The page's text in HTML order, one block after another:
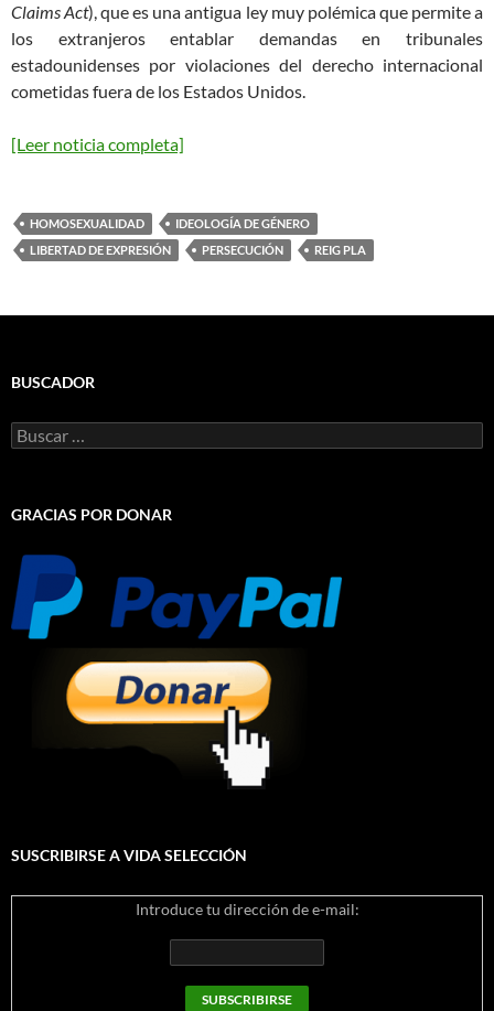
Claims Act), que es una antigua ley muy polémica que permite a
los extranjeros entablar demandas en tribunales
estadounidenses por violaciones del derecho internacional
cometidas fuera de los Estados Unidos.
[Leer noticia completa]
HOMOSEXUALIDAD
IDEOLOGÍA DE GÉNERO
LIBERTAD DE EXPRESIÓN
PERSECUCIÓN REIG PLA
BUSCADOR
Buscar:
GRACIAS POR DONAR
SUSCRIBIRSE A VIDA SELECCIÓN
Introduce tu dirección de e-mail: